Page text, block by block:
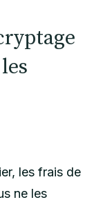
les frais de
ne les